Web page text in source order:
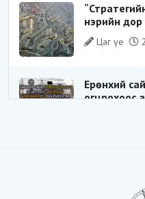
нэрийн дор
хуримтлал”
Цаг үе
Ерөнхий
огцрохоос